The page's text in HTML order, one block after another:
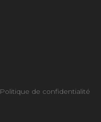
Politique de confidentialité